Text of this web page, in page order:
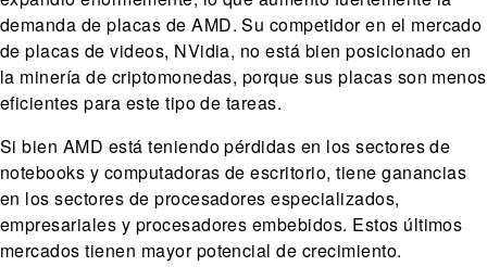
demanda de placas de AMD. Su competidor en el mercado
de placas de videos, NVidia, no está bien posicionado en
la minería de criptomonedas, porque sus placas son menos
eficientes para este tipo de tareas.
Si bien AMD está teniendo pérdidas en los sectores de
notebooks y computadoras de escritorio, tiene ganancias
en los sectores de procesadores especializados,
empresariales y procesadores embebidos. Estos últimos
mercados tienen mayor potencial de crecimiento.